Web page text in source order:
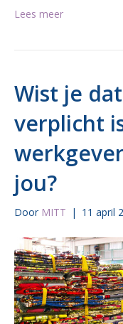
Lees meer
Wist je
verplicht
jou?
Door MITT | 11 april